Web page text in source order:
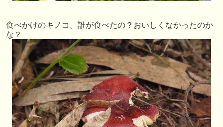
食べかけのキノコ。誰が食べたの？おいしくなかったのか
な？